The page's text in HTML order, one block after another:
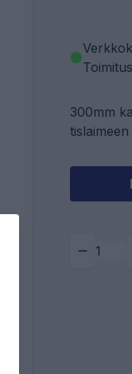
300mm
tislaimeen